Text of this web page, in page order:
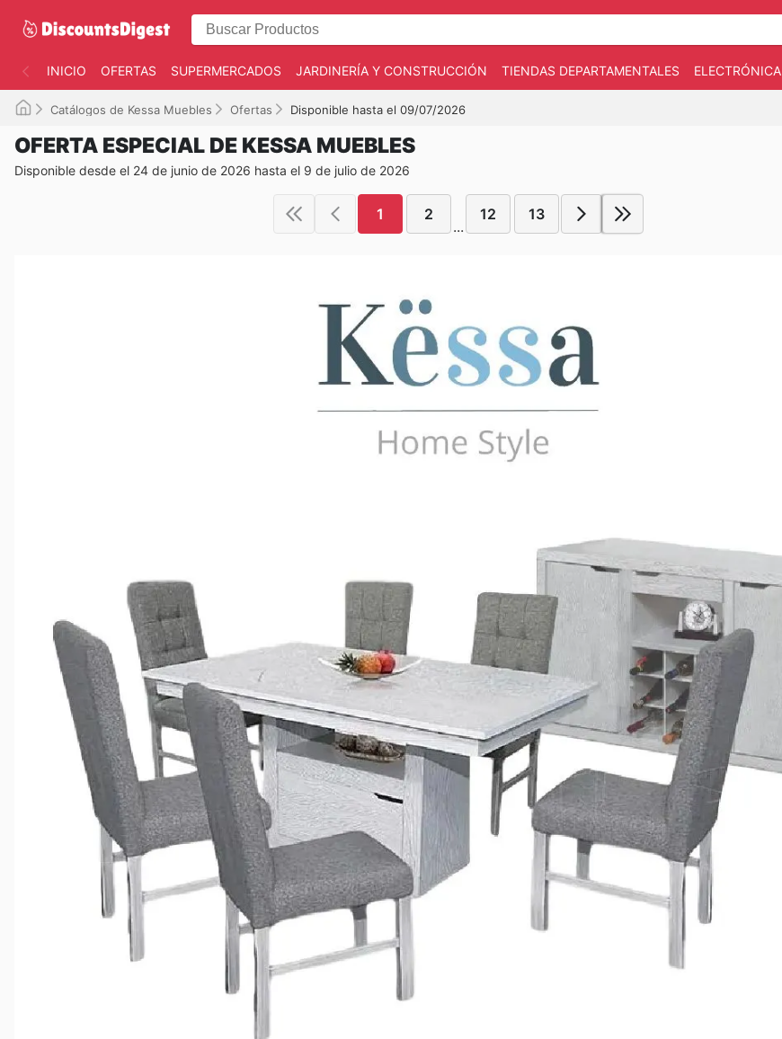
INICIO OFERTAS SUPERMERCADOS JARDINERÍA Y CONSTRUCCIÓN TIENDAS DEPARTAMENTALES ELECTRÓNICA
Catálogos de Kessa Muebles Ofertas Disponible hasta el 09/07/2026
OFERTA ESPECIAL DE KESSA MUEBLES
Disponible desde el 24 de junio de 2026 hasta el 9 de julio de 2026
1 2
...
12 13